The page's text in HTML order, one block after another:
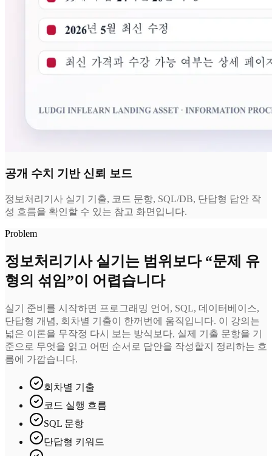
공개 수치 기반 신뢰 보드
정보처리기사 실기 기출, 코드 문항, SQL/DB, 단답형 답안 작
성 흐름을 확인할 수 있는 참고 화면입니다.
Problem
정보처리기사 실기는 범위보다 “문제 유
형의 섞임”이 어렵습니다
실기 준비를 시작하면 프로그래밍 언어, SQL, 데이터베이스,
단답형 개념, 회차별 기출이 한꺼번에 움직입니다. 이 강의는
넓은 이론을 무작정 다시 보는 방식보다, 실제 기출 문항을 기
준으로 무엇을 읽고 어떤 순서로 답안을 작성할지 정리하는 흐
름에 가깝습니다.
회차별 기출
코드 실행 흐름
SQL 문항
단답형 키워드